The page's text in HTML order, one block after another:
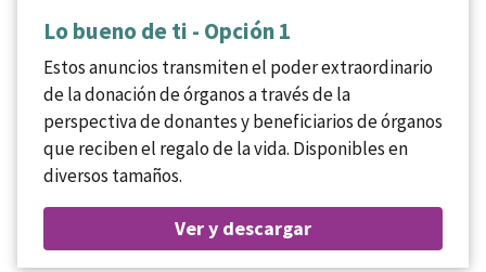
Lo bueno de ti - Opción 1
Estos anuncios transmiten el poder extraordinario
de la donación de órganos a través de la
perspectiva de donantes y beneficiarios de órganos
que reciben el regalo de la vida. Disponibles en
diversos tamaños.
Ver y descargar